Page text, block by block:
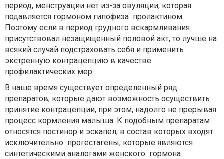
период, менструации нет из-за овуляции, которая
подавляется гормоном гипофиза пролактином.
Поэтому если в период грудного вскармливания
присутствовал незащищенный половой акт, то лучше на
всякий случай подстраховать себя и применить
экстренную контрацепцию в качестве
профилактических мер.
В наше время существует определенный ряд
препаратов, которые дают возможность осуществить
принятие контрацепции, при этом, надолго не прерывая
процесс кормления малыша. К подобным препаратам
относятся постинор и эскапел, в состав которых входят
исключительно прогестагены, которые являются
синтетическими аналогами женского гормона